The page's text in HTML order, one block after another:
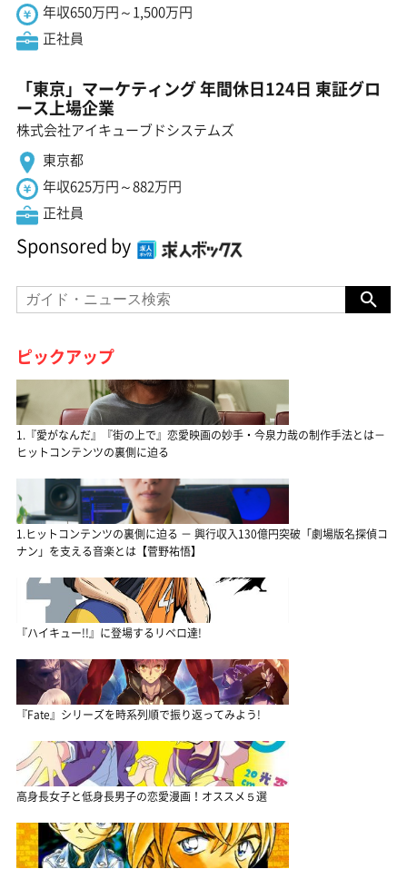
年収650万円～1,500万円
正社員
「東京」マーケティング 年間休日124日 東証グロ
ース上場企業
株式会社アイキューブドシステムズ
東京都
年収625万円～882万円
正社員
Sponsored by
ピックアップ
1.『愛がなんだ』『街の上で』恋愛映画の妙手・今泉力哉の制作手法とは－
ヒットコンテンツの裏側に迫る
1.ヒットコンテンツの裏側に迫る － 興行収入130億円突破「劇場版名探偵コ
ナン」を支える音楽とは【菅野祐悟】
『ハイキュー!!』に登場するリベロ達!
『Fate』シリーズを時系列順で振り返ってみよう!
高身長女子と低身長男子の恋愛漫画！オススメ５選